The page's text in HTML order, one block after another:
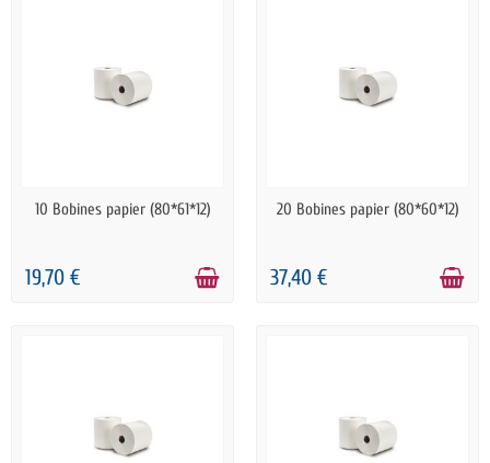
EN STOCK
10 Bobines papier (80*61*12)
19,70 €
EN STOCK
20 Bobines papier (80*60*12)
37,40 €